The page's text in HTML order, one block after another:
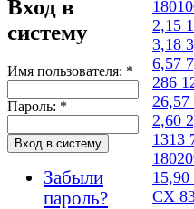
Вход в
систему
Имя пользователя: *
Пароль: *
Забыли
пароль?